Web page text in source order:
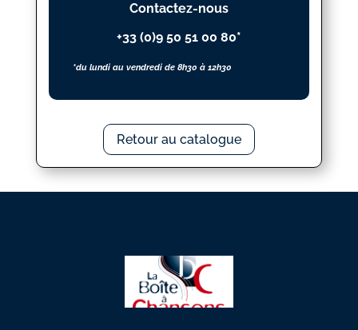
Contactez-nous
+33 (0)9 50 51 00 80*
*du lundi au vendredi de 8h30 à 12h30
Retour au catalogue